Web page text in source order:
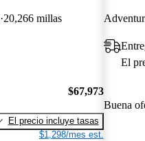
20,266 millas
$67,973
El precio incluye tasas
$1,298/mes est.
El
Buena